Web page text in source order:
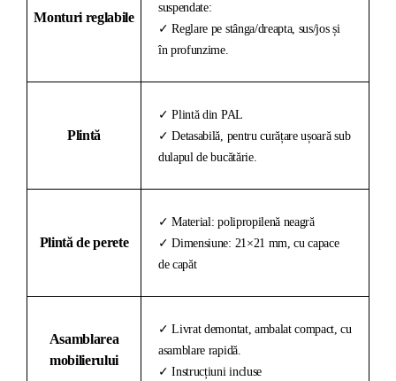
Monturi reglabile
suspendate:
✓ Reglare pe stânga/dreapta, sus/jos și
în profunzime.
Plintă
✓ Plintă din PAL
✓ Detasabilă, pentru curățare ușoară sub
dulapul de bucătărie.
Plintă de perete
✓ Material: polipropilenă neagră
✓ Dimensiune: 21×21 mm, cu capace
de capăt
Asamblarea
mobilierului
✓ Livrat demontat, ambalat compact, cu
asamblare rapidă.
✓ Instrucțiuni incluse